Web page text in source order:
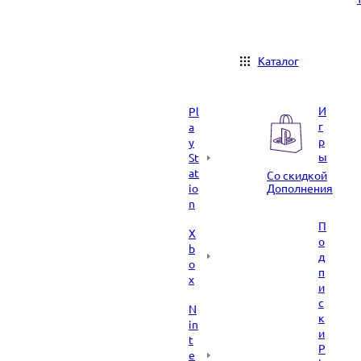
Каталог
Pl
a
y
St
at
io
n
X
b
o
x
N
in
t
e
И
г
р
ы
Со скидкой
Дополнения
П
о
д
п
и
с
к
и
P